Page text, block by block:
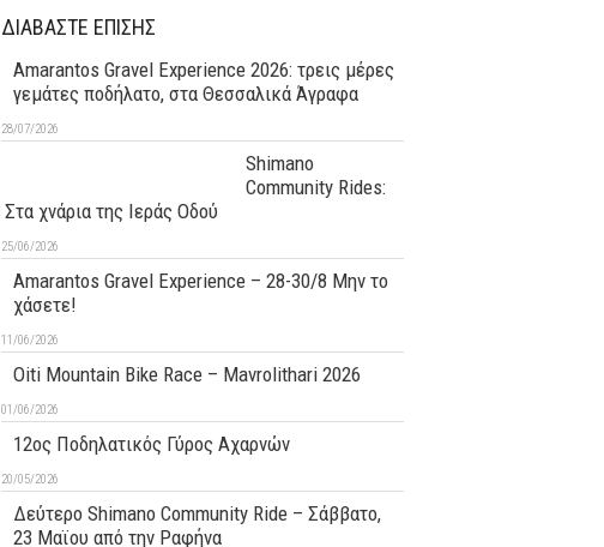
ΔΙΑΒΑΣΤΕ ΕΠΙΣΗΣ
Amarantos Gravel Experience 2026: τρεις μέρες
γεμάτες ποδήλατο, στα Θεσσαλικά Άγραφα
28/07/2026
Shimano
Community Rides:
Στα χνάρια της Ιεράς Οδού
25/06/2026
Amarantos Gravel Experience – 28-30/8 Μην το
χάσετε!
11/06/2026
Oiti Mountain Bike Race – Mavrolithari 2026
01/06/2026
12ος Ποδηλατικός Γύρος Αχαρνών
20/05/2026
Δεύτερo Shimano Community Ride – Σάββατο,
23 Μαϊου από την Ραφήνα